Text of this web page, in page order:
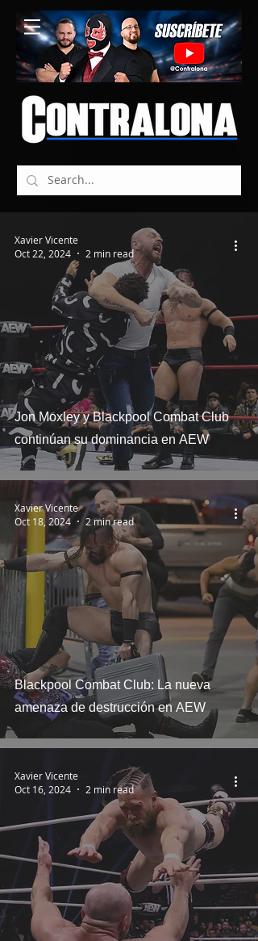
Jon Moxley y Blackpool Combat Club
continúan su dominancia en AEW
Xavier Vicente
Oct 22, 2024
2 min read
Blackpool Combat Club: La nueva
amenaza de destrucción en AEW
Xavier Vicente
Oct 18, 2024
2 min read
Xavier Vicente
Oct 16, 2024
2 min read